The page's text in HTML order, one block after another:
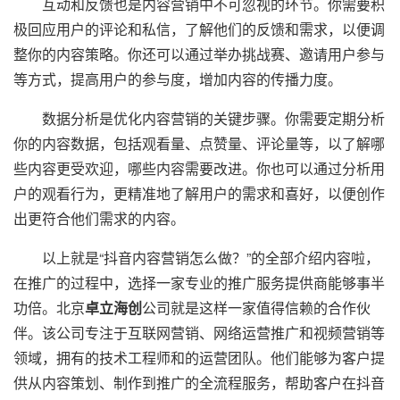
极回应用户的评论和私信，了解他们的反馈和需求，以便调
整你的内容策略。你还可以通过举办挑战赛、邀请用户参与
等方式，提高用户的参与度，增加内容的传播力度。
数据分析是优化内容营销的关键步骤。你需要定期分析
你的内容数据，包括观看量、点赞量、评论量等，以了解哪
些内容更受欢迎，哪些内容需要改进。你也可以通过分析用
户的观看行为，更精准地了解用户的需求和喜好，以便创作
出更符合他们需求的内容。
以上就是“抖音内容营销怎么做？”的全部介绍内容啦，
在推广的过程中，选择一家专业的推广服务提供商能够事半
功倍。北京卓立海创公司就是这样一家值得信赖的合作伙
伴。该公司专注于互联网营销、网络运营推广和视频营销等
领域，拥有的技术工程师和的运营团队。他们能够为客户提
供从内容策划、制作到推广的全流程服务，帮助客户在抖音